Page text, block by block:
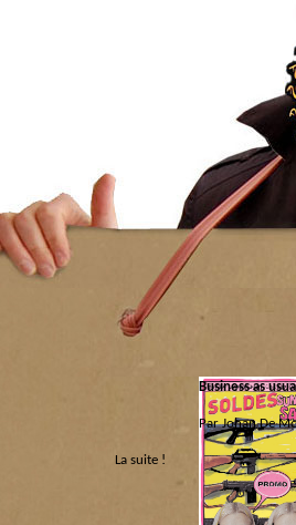
La suite !
Business as
Par Johan De
Catégorie :
America ! America
populo